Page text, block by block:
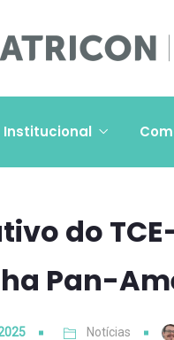
Institucional
do
Pan-
Notícias